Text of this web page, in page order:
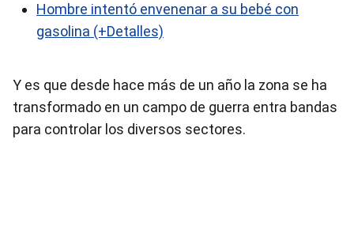
Hombre intentó envenenar a su bebé con
gasolina (+Detalles)
Y es que desde hace más de un año la zona se ha
transformado en un campo de guerra entra bandas
para controlar los diversos sectores.